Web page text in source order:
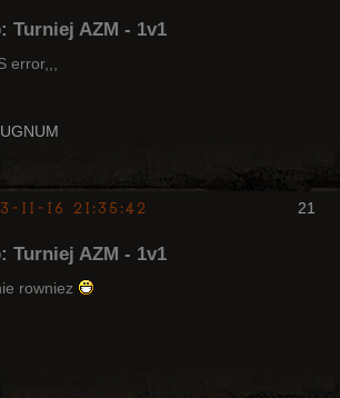
Turniej AZM - 1v1
error,,,
21
11-16 21:35:42
Turniej AZM - 1v1
rowniez